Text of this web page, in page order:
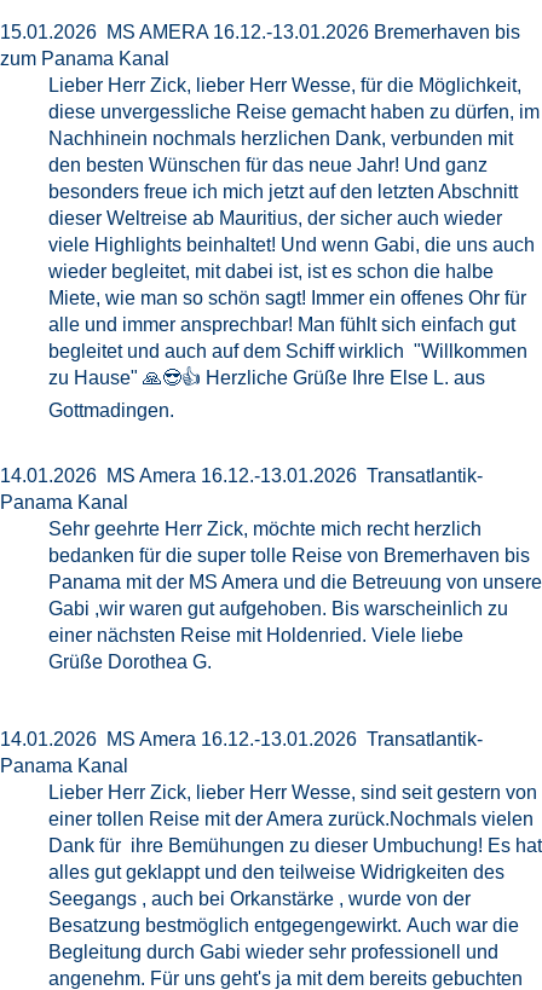
15.01.2026 MS AMERA 16.12.-13.01.2026 Bremerhaven bis
zum Panama Kanal
Lieber Herr Zick, lieber Herr Wesse, für die Möglichkeit,
diese unvergessliche Reise gemacht haben zu dürfen, im
Nachhinein nochmals herzlichen Dank, verbunden mit
den besten Wünschen für das neue Jahr! Und ganz
besonders freue ich mich jetzt auf den letzten Abschnitt
dieser Weltreise ab Mauritius, der sicher auch wieder
viele Highlights beinhaltet! Und wenn Gabi, die uns auch
wieder begleitet, mit dabei ist, ist es schon die halbe
Miete, wie man so schön sagt! Immer ein offenes Ohr für
alle und immer ansprechbar! Man fühlt sich einfach gut
begleitet und auch auf dem Schiff wirklich "Willkommen
zu Hause" 🙏😎👍 Herzliche Grüße Ihre Else L. aus
Gottmadingen.
14.01.2026 MS Amera 16.12.-13.01.2026 Transatlantik-
Panama Kanal
Sehr geehrte Herr Zick, möchte mich recht herzlich
bedanken für die super tolle Reise von Bremerhaven bis
Panama mit der MS Amera und die Betreuung von unsere
Gabi ,wir waren gut aufgehoben. Bis warscheinlich zu
einer nächsten Reise mit Holdenried. Viele liebe
Grüße Dorothea G.
14.01.2026 MS Amera 16.12.-13.01.2026 Transatlantik-
Panama Kanal
Lieber Herr Zick, lieber Herr Wesse, sind seit gestern von
einer tollen Reise mit der Amera zurück.Nochmals vielen
Dank für ihre Bemühungen zu dieser Umbuchung! Es hat
alles gut geklappt und den teilweise Widrigkeiten des
Seegangs , auch bei Orkanstärke , wurde von der
Besatzung bestmöglich entgegengewirkt. Auch war die
Begleitung durch Gabi wieder sehr professionell und
angenehm. Für uns geht's ja mit dem bereits gebuchten